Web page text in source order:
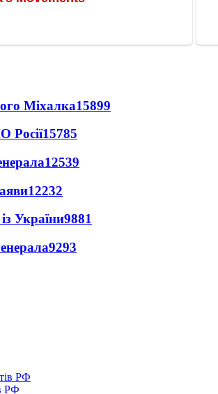
Міхалка15899
Росії15785
12539
12232
України9881
9293
РФ